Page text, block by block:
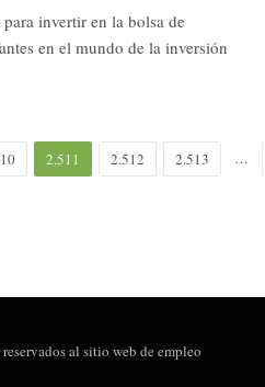
invertir en la bolsa de
en el mundo de la inversión
2.511 2.512 2.513 …
al sitio web de empleo